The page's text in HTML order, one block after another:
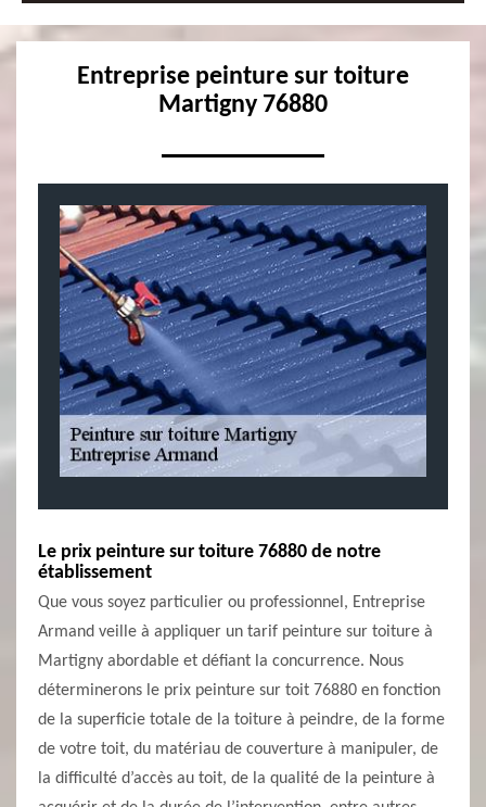
Entreprise peinture sur toiture
Martigny 76880
Le prix peinture sur toiture 76880 de notre
établissement
Que vous soyez particulier ou professionnel, Entreprise
Armand veille à appliquer un tarif peinture sur toiture à
Martigny abordable et défiant la concurrence. Nous
déterminerons le prix peinture sur toit 76880 en fonction
de la superficie totale de la toiture à peindre, de la forme
de votre toit, du matériau de couverture à manipuler, de
la difficulté d’accès au toit, de la qualité de la peinture à